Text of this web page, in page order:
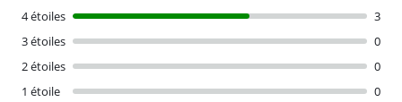
4 étoiles
3
3 étoiles
0
2 étoiles
0
1 étoile
0